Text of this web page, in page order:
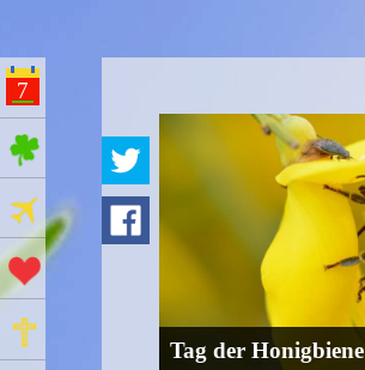
7
ges Feiertage
Ferien
Aktionstage
Gedenktage
Tag der Honigbiene